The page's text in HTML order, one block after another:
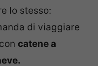
lo stesso:
di viaggiare
catene a